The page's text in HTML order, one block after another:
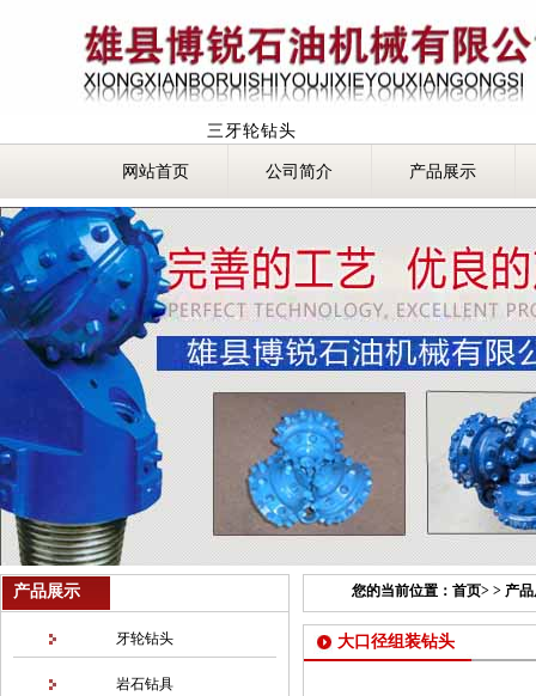
三牙轮钻头
网站首页 公司简介 产品展示
您的当前位置： 首页> > 产
大口径组装钻头
产品展示
牙轮钻头
岩石钻具